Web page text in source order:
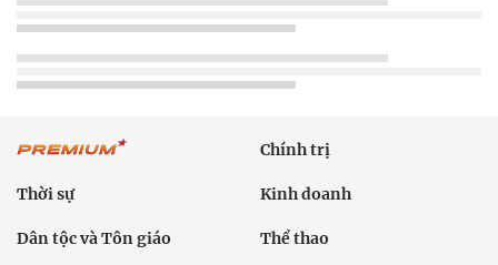
Chính trị
Thời sự Kinh doanh
Dân tộc và Tôn giáo Thể thao